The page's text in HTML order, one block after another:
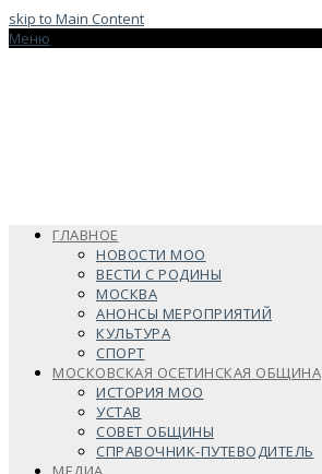
skip to Main Content
Меню
ГЛАВНОЕ
НОВОСТИ МОО
ВЕСТИ С РОДИНЫ
МОСКВА
АНОНСЫ МЕРОПРИЯТИЙ
КУЛЬТУРА
СПОРТ
МОСКОВСКАЯ ОСЕТИНСКАЯ ОБЩИНА
ИСТОРИЯ МОО
УСТАВ
СОВЕТ ОБЩИНЫ
СПРАВОЧНИК-ПУТЕВОДИТЕЛЬ